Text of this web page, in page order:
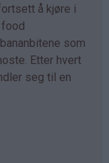
å kjøre i
som
Etter hvert
seg til en